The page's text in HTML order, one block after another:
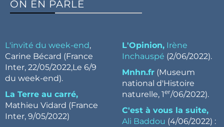
ON EN PARLE
L'invité du week-end,
Carine Bécard (France
Inter, 22/05/2022,Le 6/9
du week-end).
La Terre au carré,
Mathieu Vidard (France
Inter, 9/05/2022)
L'Opinion, Irène
Inchauspé (2/06/2022).
Mnhn.fr (Museum
national d'Histoire
naturelle, 1er/06/2022).
C'est à vous la suite,
Ali Baddou (4/06/2022) :